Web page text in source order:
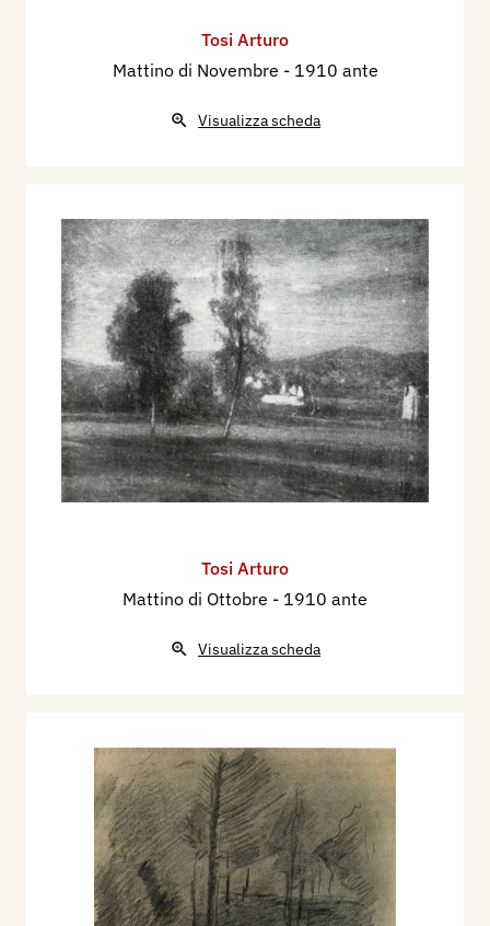
Tosi Arturo
Mattino di Novembre - 1910 ante
Visualizza scheda
Tosi Arturo
Mattino di Ottobre - 1910 ante
Visualizza scheda